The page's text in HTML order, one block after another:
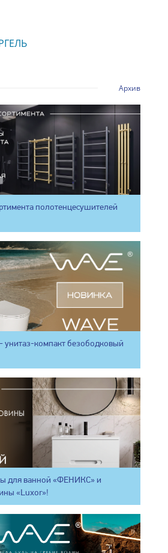
Архив
полотенцесушителей
компакт безободковый
для ванной «ФЕНИКС» и
«Luxor»!